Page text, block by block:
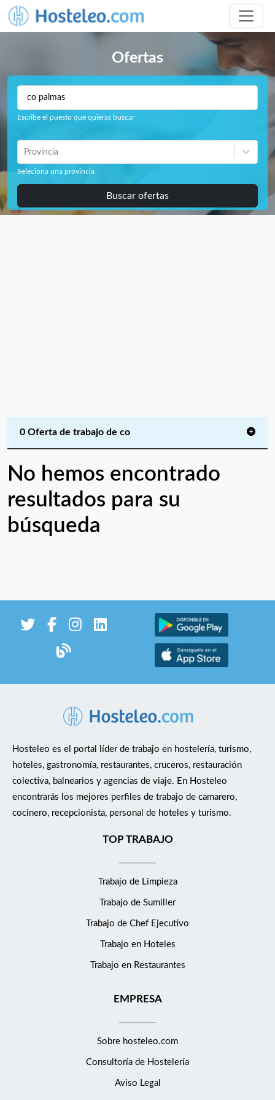
Ofertas
Escribe el puesto que quieras buscar
Provincia
Seleciona una provincia
Buscar ofertas
0 Oferta de trabajo de co
No hemos encontrado
resultados para su
búsqueda
Hosteleo es el portal líder de trabajo en hostelería, turismo,
hoteles, gastronomía, restaurantes, cruceros, restauración
colectiva, balnearios y agencias de viaje. En Hosteleo
encontrarás los mejores perfiles de trabajo de camarero,
cocinero, recepcionista, personal de hoteles y turismo.
TOP TRABAJO
Trabajo de Limpieza
Trabajo de Sumiller
Trabajo de Chef Ejecutivo
Trabajo en Hoteles
Trabajo en Restaurantes
EMPRESA
Sobre hosteleo.com
Consultoría de Hostelería
Aviso Legal